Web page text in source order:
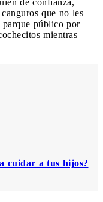
que no les
parque público por
mientras
cuidar a tus hijos?